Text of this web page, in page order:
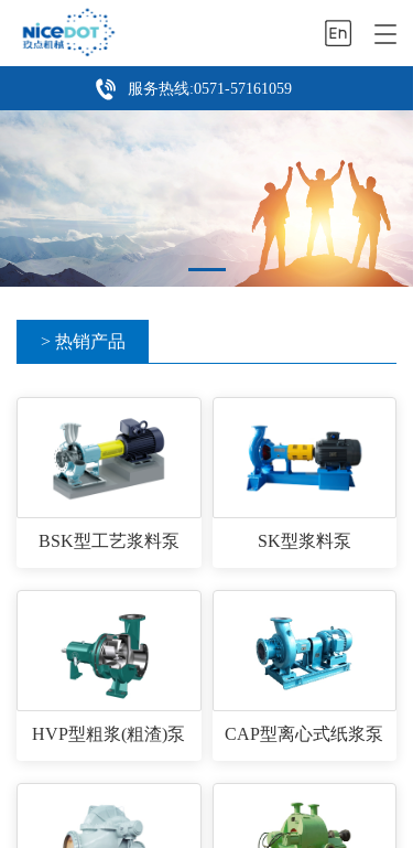
T
v
i
g
a
n
服务热线:0571-57161059
> 热销产品
BSK型工艺浆料泵 SK型浆料泵
HVP型粗浆(粗渣)泵 CAP型离心式纸浆泵